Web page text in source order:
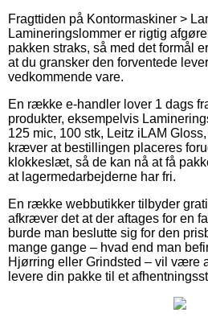
Fragttiden på Kontormaskiner >
Lamineringslommer er rigtig
pakken straks, så med det formål
at du gransker den forventede
vedkommende vare.
En række e-handler lover 1 dags
produkter, eksempelvis
125 mic, 100 stk, Leitz iLAM
kræver at bestillingen placeres
klokkeslæt, så de kan nå at få
at lagermedarbejderne har fri.
En række webbutikker tilbyder
afkræver det at der aftages for en
burde man beslutte sig for den
mange gange – hvad end man
Hjørring eller Grindsted – vil være
levere din pakke til et